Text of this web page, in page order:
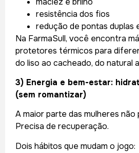
resistência dos fios
redução de pontas duplas
Na FarmaSull, você encontra
protetores térmicos para
do liso ao cacheado, do natural
3) Energia e bem-estar:
(sem romantizar)
A maior parte das mulheres não
Precisa de recuperação.
Dois hábitos que mudam o jogo: